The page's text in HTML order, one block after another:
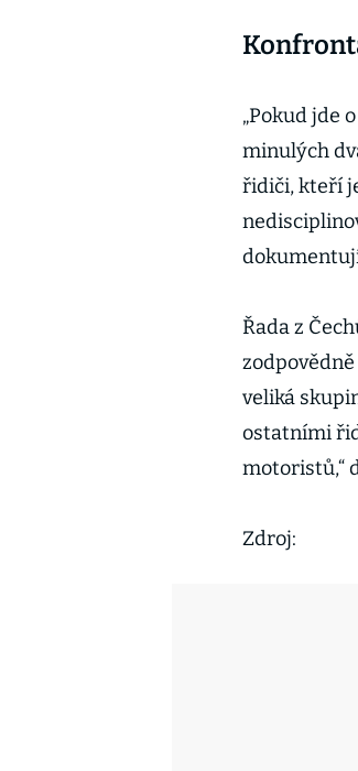
„Pokud jde
minulých
řidiči, kteří
Řada z
veliká
ostatními
motoristů,“
Zdroj: